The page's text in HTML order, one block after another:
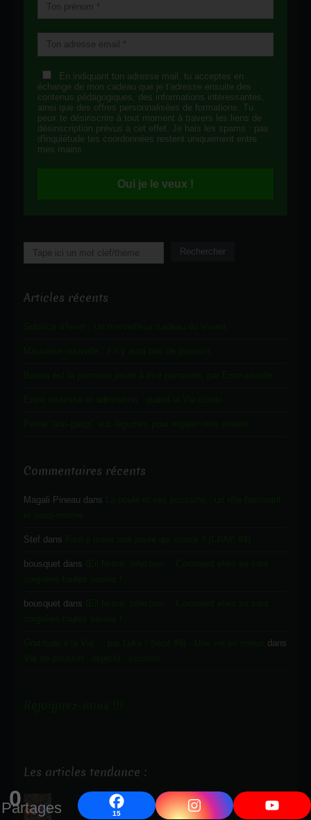
0
Partages 15
En indiquant ton adresse mail, tu acceptes en
échange de mon cadeau que je t'adresse ensuite des
contenus pédagogiques, des informations intéressantes,
ainsi que des offres personnalisées de formations. Tu
peux te désinscrire à tout moment à travers les liens de
désinscription prévus à cet effet. Je hais les spams : pas
d'inquiétude tes coordonnées restent uniquement entre
mes mains.
Oui je le veux !
Rechercher Rechercher
Articles récents
Commentaires récents
Magali Pineau dans
Stef dans
bousquet dans
bousquet dans
dans
Les articles tendance :
Egg's anatomy : anatomie de la poule et de
l'oeuf